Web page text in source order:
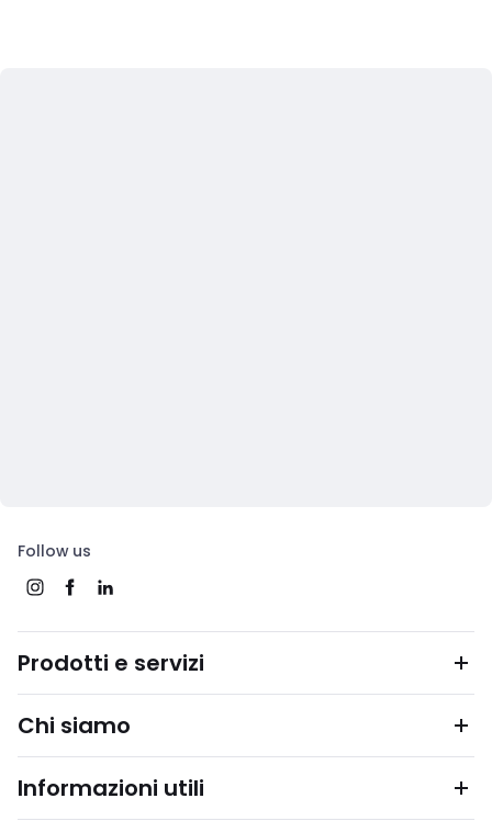
Follow us
Prodotti e servizi
Chi siamo
Informazioni utili